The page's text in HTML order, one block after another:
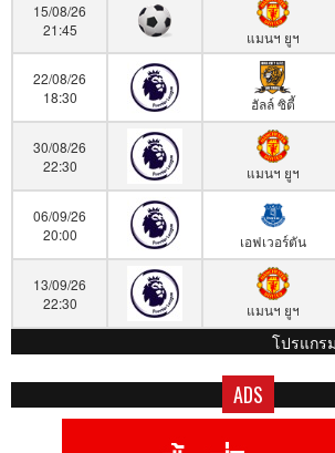
15/08/26
21:45
แมนฯ ยูฯ
22/08/26
18:30
ฮัลล์ ซิตี้
30/08/26
22:30
แมนฯ ยูฯ
06/09/26
20:00
เอฟเวอร์ตัน
13/09/26
22:30
แมนฯ ยูฯ
โปรแกร
ADS